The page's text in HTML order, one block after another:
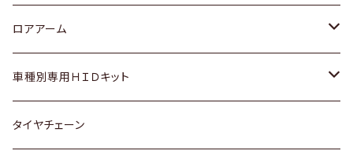
ダイハツ
マツダ
三菱
日産
ダイハツ
マツダ
スズキ
日産
いすゞ
ホンダ
スズキ
日産
トヨタ
ホンダ
スズキ
ロアアーム
ホンダ
スズキ
車種別専用ＨＩＤキット
トヨタ
タイヤチェーン